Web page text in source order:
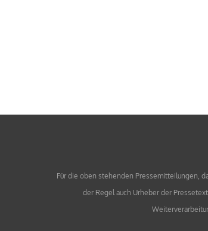
Für die oben stehenden Pressemitteilungen,
der Regel auch Urheber der